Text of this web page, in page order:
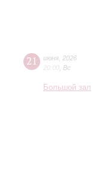
21 июня 2026
20:00 Вс
Большой зал